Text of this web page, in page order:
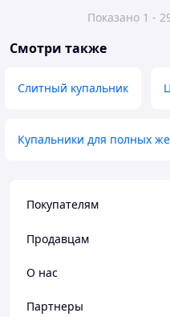
Показано 1 -
Смотри также
Слитный купальник
Купальники для полных
Покупателям
Продавцам
О нас
Партнеры